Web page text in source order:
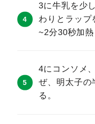
3に牛乳を少
わりとラップ
~2分30秒加熱
4にコンソメ
ぜ、明太子の
る。